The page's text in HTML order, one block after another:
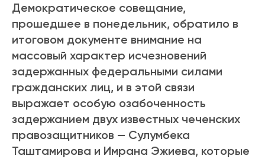
Демократическое совещание,
прошедшее в понедельник, обратило в
итоговом документе внимание на
массовый характер исчезновений
задержанных федеральными силами
гражданских лиц, и в этой связи
выражает особую озабоченность
задержанием двух известных чеченских
правозащитников — Сулумбека
Таштамирова и Имрана Эжиева, которые